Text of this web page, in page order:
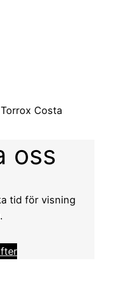
Costa
oss
tid för visning